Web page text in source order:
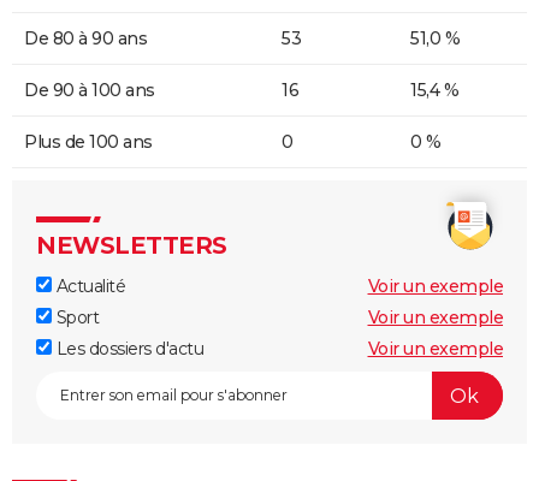
De 80 à 90 ans 53 51,0 %
De 90 à 100 ans 16 15,4 %
Plus de 100 ans 0 0 %
NEWSLETTERS
Actualité
Voir un exemple
Sport
Voir un exemple
Les dossiers d'actu
Voir un exemple